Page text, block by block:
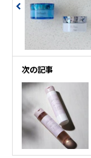
次の記事